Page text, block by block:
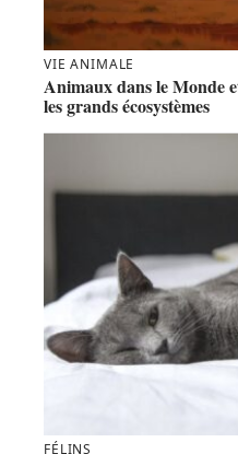
VIE ANIMALE
Animaux dans le Monde
les grands écosystèmes
FÉLINS